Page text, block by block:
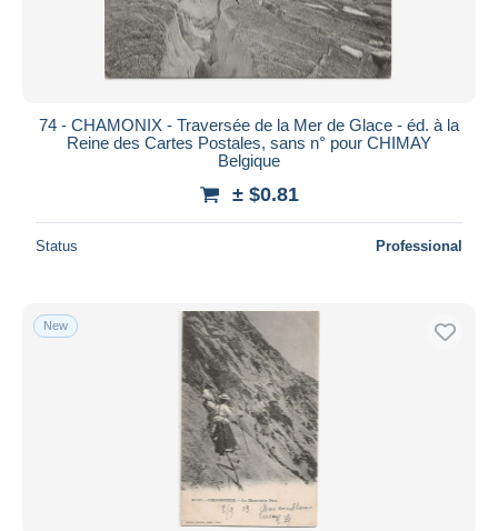
74 - CHAMONIX - Traversée de la Mer de Glace - éd. à la
Reine des Cartes Postales, sans n° pour CHIMAY
Belgique
± $0.81
Status Professional
New